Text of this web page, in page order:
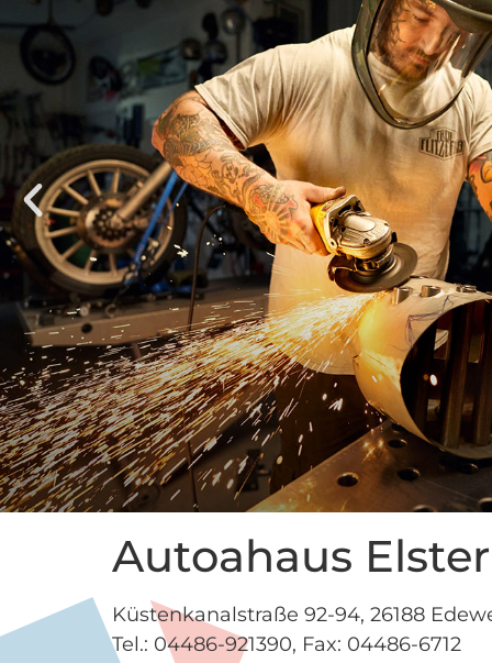
Autoahaus
Küstenkanalstraße 92-94, 26188
Tel.: 04486-921390, Fax: 04486-6712